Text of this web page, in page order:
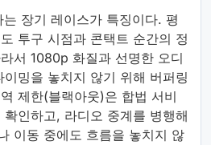
장기 레이스가 특징이다. 평
투구 시점과 콘택트 순간의 정
서 1080p 화질과 선명한 오디
밍을 놓치지 않기 위해 버퍼링
제한(블랙아웃)은 합법 서비
인하고, 라디오 중계를 병행해
이동 중에도 흐름을 놓치지 않